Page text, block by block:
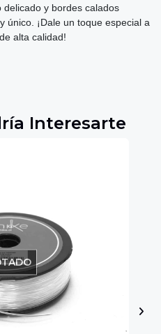
delicado y bordes calados
único. ¡Dale un toque especial a
alta calidad!
Interesarte